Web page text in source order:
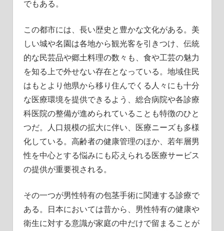
でもある。
この都市には、長い歴史と豊かな文化がある。美
しい城や名園は各地から観光客を引きつけ、伝統
的な民芸品や郷土料理の数々も、食や工芸の魅力
を知る上で外せない存在となっている。地域住民
はもとより他県から移り住んでくる人々にも十分
な医療環境を提供できるよう、総合病院や各診療
科医院の整備が進められていることも特徴のひと
つだ。人口規模の拡大に伴い、医療ニーズも多様
化している。高齢者の健康管理のほか、若年層男
性を中心とする悩みにも応えられる医療サービス
の提供が重要視される。
その一つが男性特有の包茎手術に関連する診療で
ある。日本においては昔から、男性特有の健康や
衛生に対する意識が家庭の中だけで留まることが